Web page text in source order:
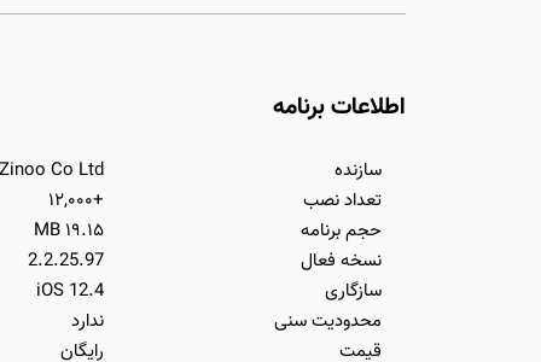
اطلاعات برنامه
Zinoo Co Ltd
+۱۲,۰۰۰
۱۹.۱۵ MB
2.2.25.97
iOS 12.4
ندارد
رایگان
سازنده
تعداد نصب
حجم برنامه
نسخه فعال
سازگاری
محدودیت سنی
قیمت